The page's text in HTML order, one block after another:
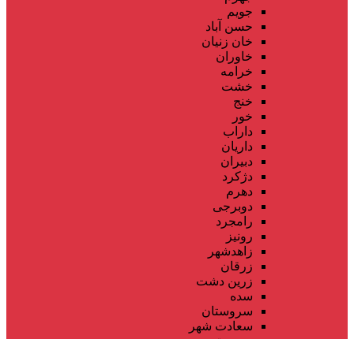
جویم
حسن آباد
خان زنیان
خاوران
خرامه
خشت
خنج
خور
داراب
داریان
دبیران
دژکرد
دهرم
دوبرجی
رامجرد
رونیز
زاهدشهر
زرقان
زرین دشت
سده
سروستان
سعادت شهر